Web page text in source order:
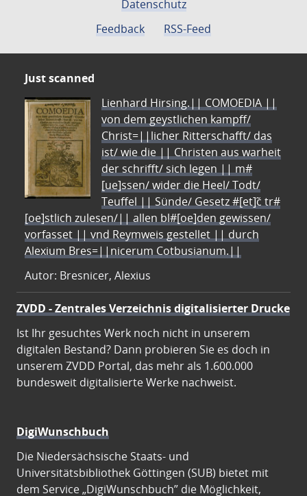
Datenschutz
Feedback
RSS-Feed
Just scanned
Lienhard Hirsing.|| COMOEDIA ||
von dem geystlichen kampff/
Christ=||licher Ritterschafft/ das
ist/ wie die || Christen aus warheit
der schrifft/ sich legen || m#
[ue]ssen/ wider die Heel/ Todt/
Teuffel || Sünde/ Gesetz #[et]c̃ tr#
[oe]stlich zulesen/|| allen bl#[oe]den gewissen/
vorfasset || vnd Reymweis gestellet || durch
Alexium Bres=||nicerum Cotbusianum.||
Autor: Bresnicer, Alexius
ZVDD - Zentrales Verzeichnis digitalisierter Drucke
Ist Ihr gesuchtes Werk noch nicht in unserem
digitalen Bestand? Dann probieren Sie es doch in
unserem ZVDD Portal, das mehr als 1.600.000
bundesweit digitalisierte Werke nachweist.
DigiWunschbuch
Die Niedersächsische Staats- und
Universitätsbibliothek Göttingen (SUB) bietet mit
dem Service „DigiWunschbuch” die Möglichkeit,